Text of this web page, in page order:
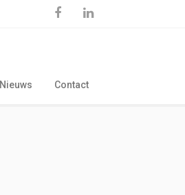
Nieuws Contact